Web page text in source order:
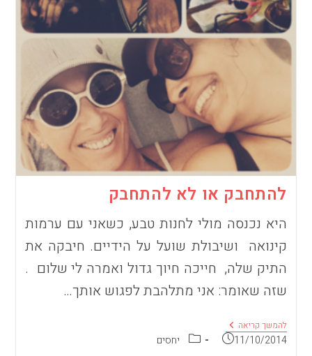
להתחבק או לא להתחבק
היא נכנסה מולי לחנות טבע, כשאני עם ערמות
קינואה ושיבולת שועל על הידיים. חיבקה את
התיק שלה, חייכה חיוך גדול ואמרה לי שלום .
שזה שאומר: אני מתלהבת לפגוש אותך…
להמשך קריאהלהתחבק
או
לא
פורסם:
11/10/2014 קטגוריה:יחסים